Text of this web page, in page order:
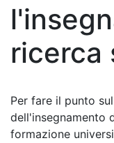
ricerca
Per fare il punto
dell'insegnamento
formazione